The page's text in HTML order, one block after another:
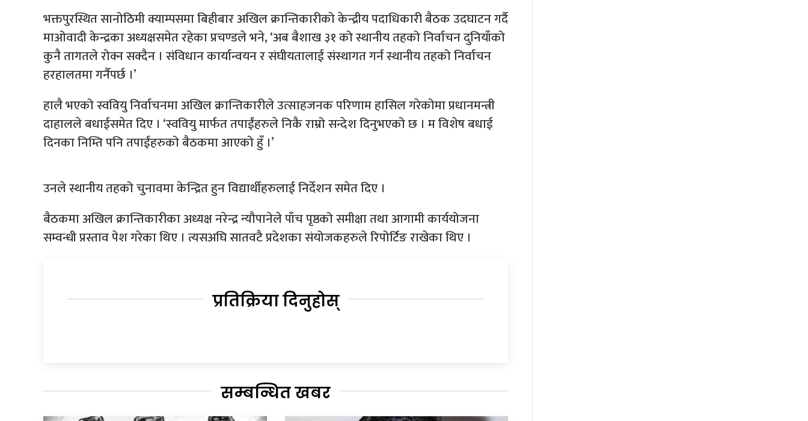
भक्तपुरस्थित सानोठिमी क्याम्पसमा बिहीबार अखिल क्रान्तिकारीको केन्द्रीय पदाधिकारी बैठक उदघाटन गर्दै
माओवादी केन्द्रका अध्यक्षसमेत रहेका प्रचण्डले भने, ‘अब बैशाख ३१ को स्थानीय तहको निर्वाचन दुनियाँको
कुनै तागतले रोक्न सक्दैन । संविधान कार्यान्वयन र संघीयतालाई संस्थागत गर्न स्थानीय तहको निर्वाचन
हरहालतमा गर्नैपर्छ ।’
हालै भएको स्ववियु निर्वाचनमा अखिल क्रान्तिकारीले उत्साहजनक परिणाम हासिल गरेकोमा प्रधानमन्त्री
दाहालले बधाईसमेत दिए । ‘स्ववियु मार्फत तपाईंहरुले निकै राम्रो सन्देश दिनुभएको छ । म विशेष बधाई
दिनका निम्ति पनि तपाईंहरुको बैठकमा आएको हुँ ।’
उनले स्थानीय तहको चुनावमा केन्द्रित हुन विद्यार्थीहरुलाई निर्देशन समेत दिए ।
बैठकमा अखिल क्रान्तिकारीका अध्यक्ष नरेन्द्र न्यौपानेले पाँच पृष्ठको समीक्षा तथा आगामी कार्ययोजना
सम्वन्धी प्रस्ताव पेश गरेका थिए । त्यसअघि सातवटै प्रदेशका संयोजकहरुले रिपोर्टिङ राखेका थिए ।
प्रतिक्रिया दिनुहोस्
सम्बन्धित खबर